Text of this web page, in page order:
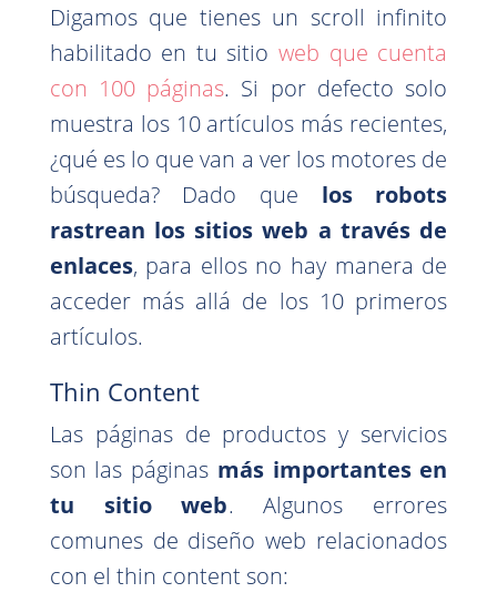
Digamos que tienes un scroll infinito
habilitado en tu sitioweb que cuenta
con 100 páginas. Si por defecto solo
muestra los 10 artículos más recientes,
¿qué es lo que van a ver los motores de
búsqueda? Dado que los robots
rastrean los sitios web a través de
enlaces, para ellos no hay manera de
acceder más allá de los 10 primeros
artículos.
Thin Content
Las páginas de productos y servicios
son las páginas más importantes en
tu sitio web. Algunos errores
comunes de diseño web relacionados
con el thin content son: